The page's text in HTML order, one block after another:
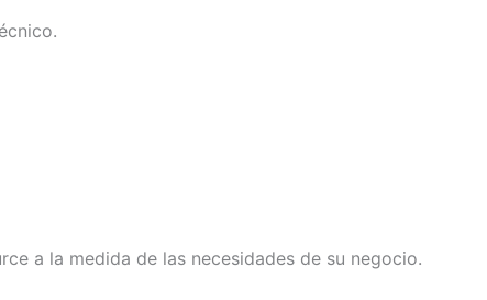
a la medida de las necesidades de su negocio.